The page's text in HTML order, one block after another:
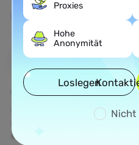
Mehr erfahren
Ad Verification
Schützen Sie Ihre Marke,
und führen Sie Echtzeit-
optimierte datengestützte
Proxies
Hohe
Anonymität
Loslegen
Nicht